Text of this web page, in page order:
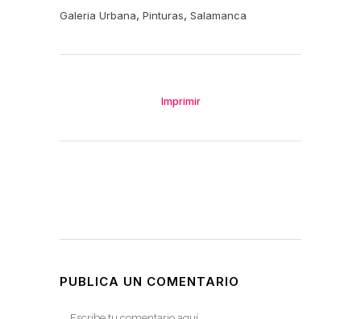
Galeria Urbana, Pinturas, Salamanca
Imprimir
PUBLICA UN COMENTARIO